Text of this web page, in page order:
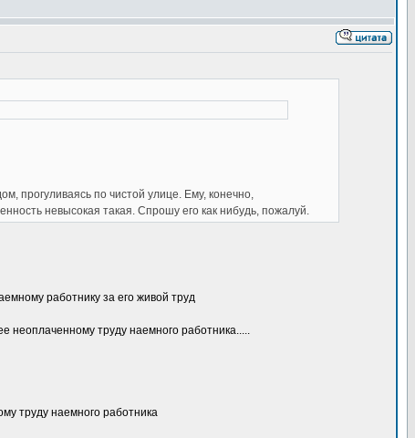
прогуливаясь по чистой улице. Ему, конечно,
невысокая такая. Спрошу его как нибудь, пожалуй.
работнику за его живой труд
неоплаченному труду наемного работника.....
труду наемного работника